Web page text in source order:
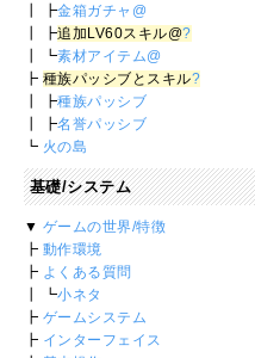
┃ ┣金箱ガチャ@
┃ ┣追加LV60スキル@?
┃ ┗素材アイテム@
┣ 種族パッシブとスキル?
┃ ┣種族パッシブ
┃ ┣名誉パッシブ
┗ 火の島
基礎/システム
▼ ゲームの世界/特徴
┣ 動作環境
┣ よくある質問
┃ ┗小ネタ
┣ ゲームシステム
┣ インターフェイス